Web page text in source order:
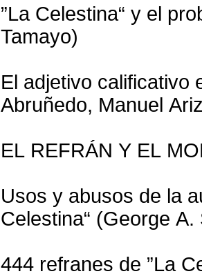
”La Celestina“ y el
Tamayo)
El adjetivo calificativo
Abruñedo, Manuel
EL REFRÁN Y EL
Usos y abusos de la
Celestina“ (George A.
444 refranes de ”La